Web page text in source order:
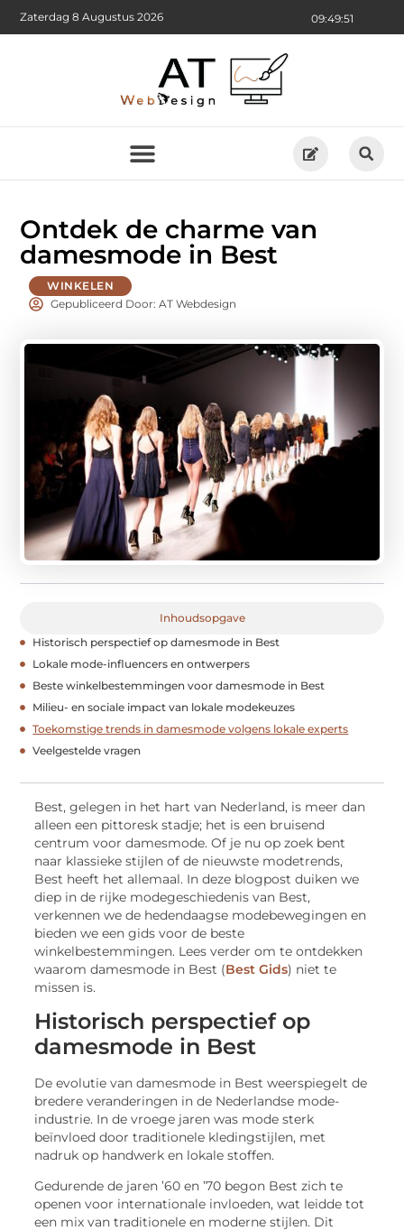
09:49:52
Zaterdag 8 Augustus 2026
Ontdek de charme van
damesmode in Best
WINKELEN
Gepubliceerd Door: AT Webdesign
Inhoudsopgave
Historisch perspectief op damesmode in Best
Lokale mode-influencers en ontwerpers
Beste winkelbestemmingen voor damesmode in Best
Milieu- en sociale impact van lokale modekeuzes
Toekomstige trends in damesmode volgens lokale experts
Veelgestelde vragen
Best, gelegen in het hart van Nederland, is meer dan
alleen een pittoresk stadje; het is een bruisend
centrum voor damesmode. Of je nu op zoek bent
naar klassieke stijlen of de nieuwste modetrends,
Best heeft het allemaal. In deze blogpost duiken we
diep in de rijke modegeschiedenis van Best,
verkennen we de hedendaagse modebewegingen en
bieden we een gids voor de beste
winkelbestemmingen. Lees verder om te ontdekken
waarom damesmode in Best (Best Gids) niet te
missen is.
Historisch perspectief op
damesmode in Best
De evolutie van damesmode in Best weerspiegelt de
bredere veranderingen in de Nederlandse mode-
industrie. In de vroege jaren was mode sterk
beïnvloed door traditionele kledingstijlen, met
nadruk op handwerk en lokale stoffen.
Gedurende de jaren ’60 en ’70 begon Best zich te
openen voor internationale invloeden, wat leidde tot
een mix van traditionele en moderne stijlen. Dit